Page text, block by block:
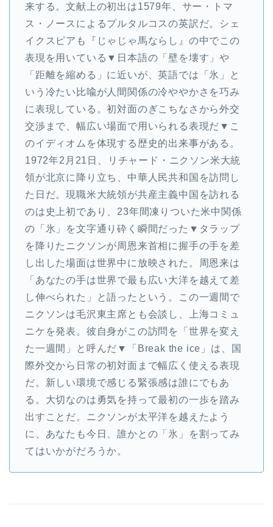
来する。文献上の初出は1579年、サー・トマ
ス・ノースによるプルタルコスの英訳だ。シェ
イクスピアも『じゃじゃ馬ならし』の中でこの
表現を用いている▼日本語の「壁を壊す」や
「距離を縮める」に近いが、英語では「氷」と
いう冷たい比喩が人間関係の冷ややかさを巧み
に表現している。初対面のぎこちなさから外交
交渉まで、幅広い場面で用いられる表現だ▼こ
のイディオムを体現する歴史的出来事がある。
1972年2月21日、リチャード・ニクソン米大統
領が北京に降り立ち、中華人民共和国を訪問し
た日だ。現職米大統領が共産主義中国を訪れる
のは史上初であり、23年間凍りついた米中関係
の「氷」を文字通り砕く瞬間だった▼タラップ
を降りたニクソンが周恩来首相に握手の手を差
し出した場面は世界中に放映された。周恩来は
「あなたの手は世界で最も広い大洋を越えて差
し伸べられた」と語ったという。この一週間で
ニクソンは毛沢東主席とも会談し、上海コミュ
ニケを発表。彼自身がこの訪問を「世界を変え
た一週間」と呼んだ▼「Break the ice」は、国
際外交から日常の初対面まで幅広く使える表現
だ。新しい環境で感じる緊張感は誰にでもあ
る。大切なのは勇気を持って最初の一歩を踏み
出すことだ。ニクソンが太平洋を越えたよう
に、あなたも今日、誰かとの「氷」を割ってみ
てはいかがだろうか。